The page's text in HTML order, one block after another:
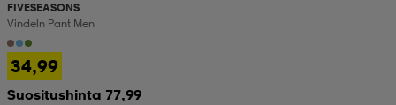
FIVESEASONS
Vindeln Pant Men
34,99
Suositushinta 77,99